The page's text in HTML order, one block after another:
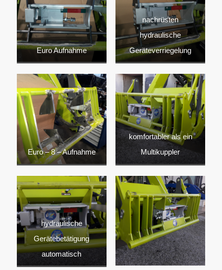
Euro Aufnahme
nachrüsten
hydraulische
Geräteverriegelung
Euro – 8 – Aufnahme
komfortabler als ein
Multikuppler
hydraulische
Gerätebetätigung
automatisch